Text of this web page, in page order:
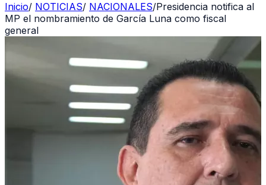
Inicio/ NOTICIAS/ NACIONALES/Presidencia notifica al
MP el nombramiento de García Luna como fiscal
general